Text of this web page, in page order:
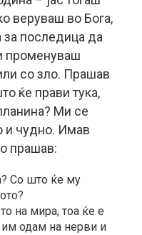
веруваш во Бога,
последица да
променуваш
со зло. Прашав
ќе прави тука,
Ми се
и чудно. Имав
прашав:
Со што ќе му
на мира, тоа ќе е
одам на нерви и